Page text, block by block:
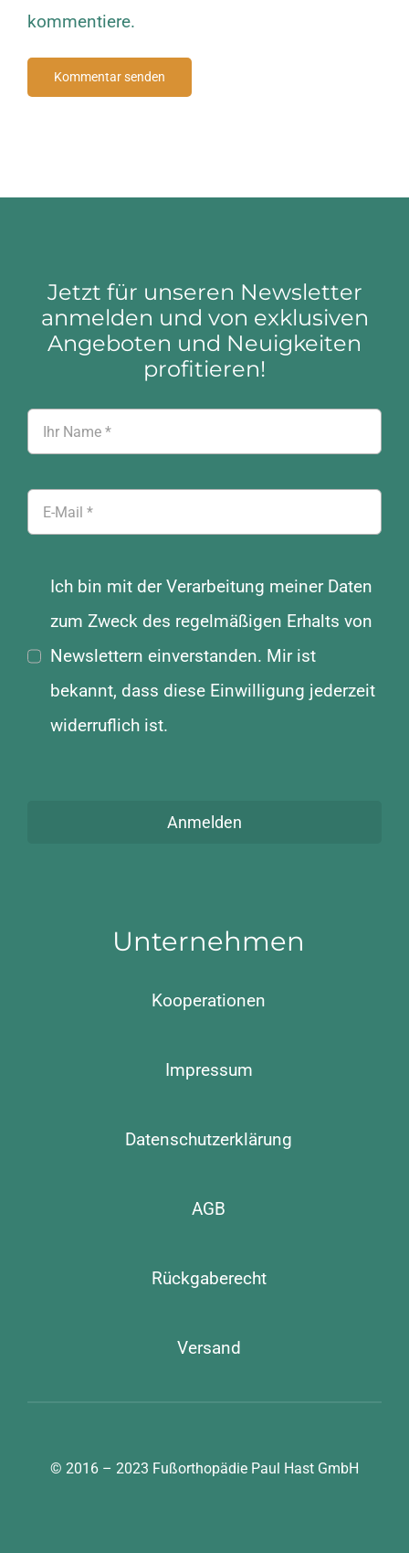
kommentiere.
Jetzt für unseren Newsletter
anmelden und von exklusiven
Angeboten und Neuigkeiten
profitieren!
Ich bin mit der Verarbeitung meiner Daten
zum Zweck des regelmäßigen Erhalts von
Newslettern einverstanden. Mir ist
bekannt, dass diese Einwilligung jederzeit
widerruflich ist.
Anmelden
Unternehmen
Kooperationen
Impressum
Datenschutzerklärung
AGB
Rückgaberecht
Versand
© 2016 – 2023 Fußorthopädie Paul Hast GmbH